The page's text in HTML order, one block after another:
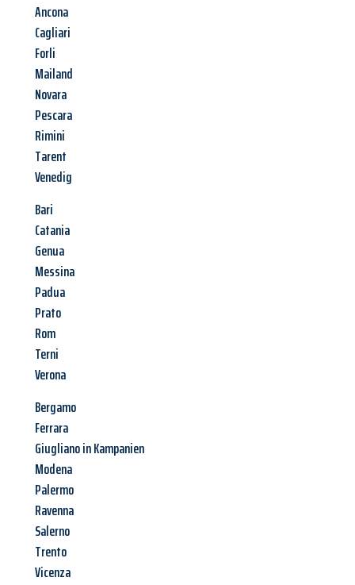
Ancona
Cagliari
Forli
Mailand
Novara
Pescara
Rimini
Tarent
Venedig
Bari
Catania
Genua
Messina
Padua
Prato
Rom
Terni
Verona
Bergamo
Ferrara
Giugliano in Kampanien
Modena
Palermo
Ravenna
Salerno
Trento
Vicenza